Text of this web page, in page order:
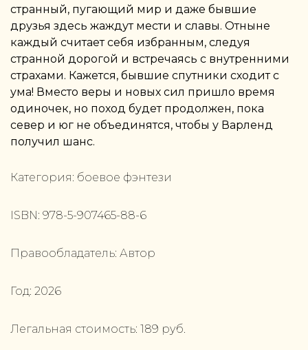
странный, пугающий мир и даже бывшие
друзья здесь жаждут мести и славы. Отныне
каждый считает себя избранным, следуя
странной дорогой и встречаясь с внутренними
страхами. Кажется, бывшие спутники сходит с
ума! Вместо веры и новых сил пришло время
одиночек, но поход будет продолжен, пока
север и юг не объединятся, чтобы у Варленд
получил шанс.
Категория: боевое фэнтези
ISBN: 978-5-907465-88-6
Правообладатель: Автор
Год: 2026
Легальная стоимость: 189 руб.